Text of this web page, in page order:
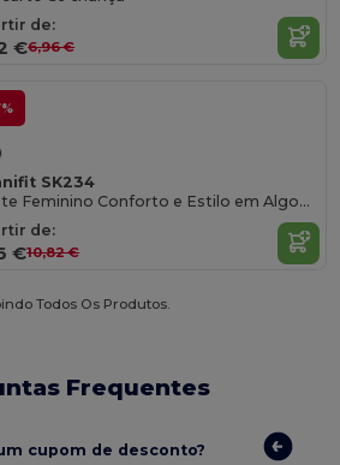
de:
€6,96 €
SK234
Colete Feminino Conforto e Estilo em Algodão
de:
€10,82 €
Todos Os Produtos.
Frequentes
cupom de desconto?